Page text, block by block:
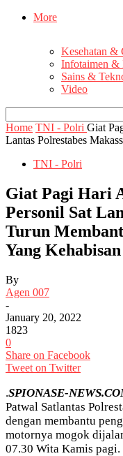
More
Kesehatan &
Infotaimen &
Sains &
Video
Home TNI - Polri Giat
Lantas Polrestabes
TNI - Polri
Giat Pagi Hari
Personil Sat
Turun
Yang
By
Agen 007
-
January 20, 2022
1823
0
Share on Facebook
Tweet on Twitter
.SPIONASE-
Patwal Satlantas
dengan membantu
motornya mogok
07.30 Wita Kamis pagi.